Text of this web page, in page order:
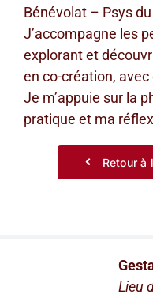
Bénévolat – Psys
J’accompagne les
explorant et
en co-création,
Je m’appuie sur la
pratique et ma
Retour à
Lieu